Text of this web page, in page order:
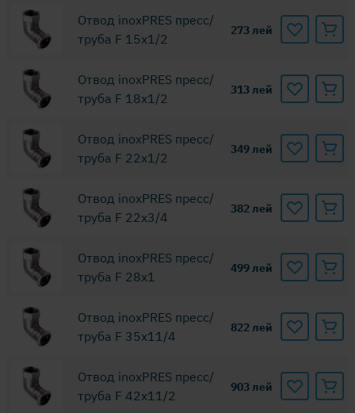
Отвод inoxPRES пресс/
труба F 15x1/2
273лей
Отвод inoxPRES пресс/
труба F 18x1/2
313лей
Отвод inoxPRES пресс/
труба F 22x1/2
349лей
Отвод inoxPRES пресс/
труба F 22x3/4
382лей
Отвод inoxPRES пресс/
труба F 28x1
499лей
Отвод inoxPRES пресс/
труба F 35x11/4
822лей
Отвод inoxPRES пресс/
труба F 42x11/2
903лей